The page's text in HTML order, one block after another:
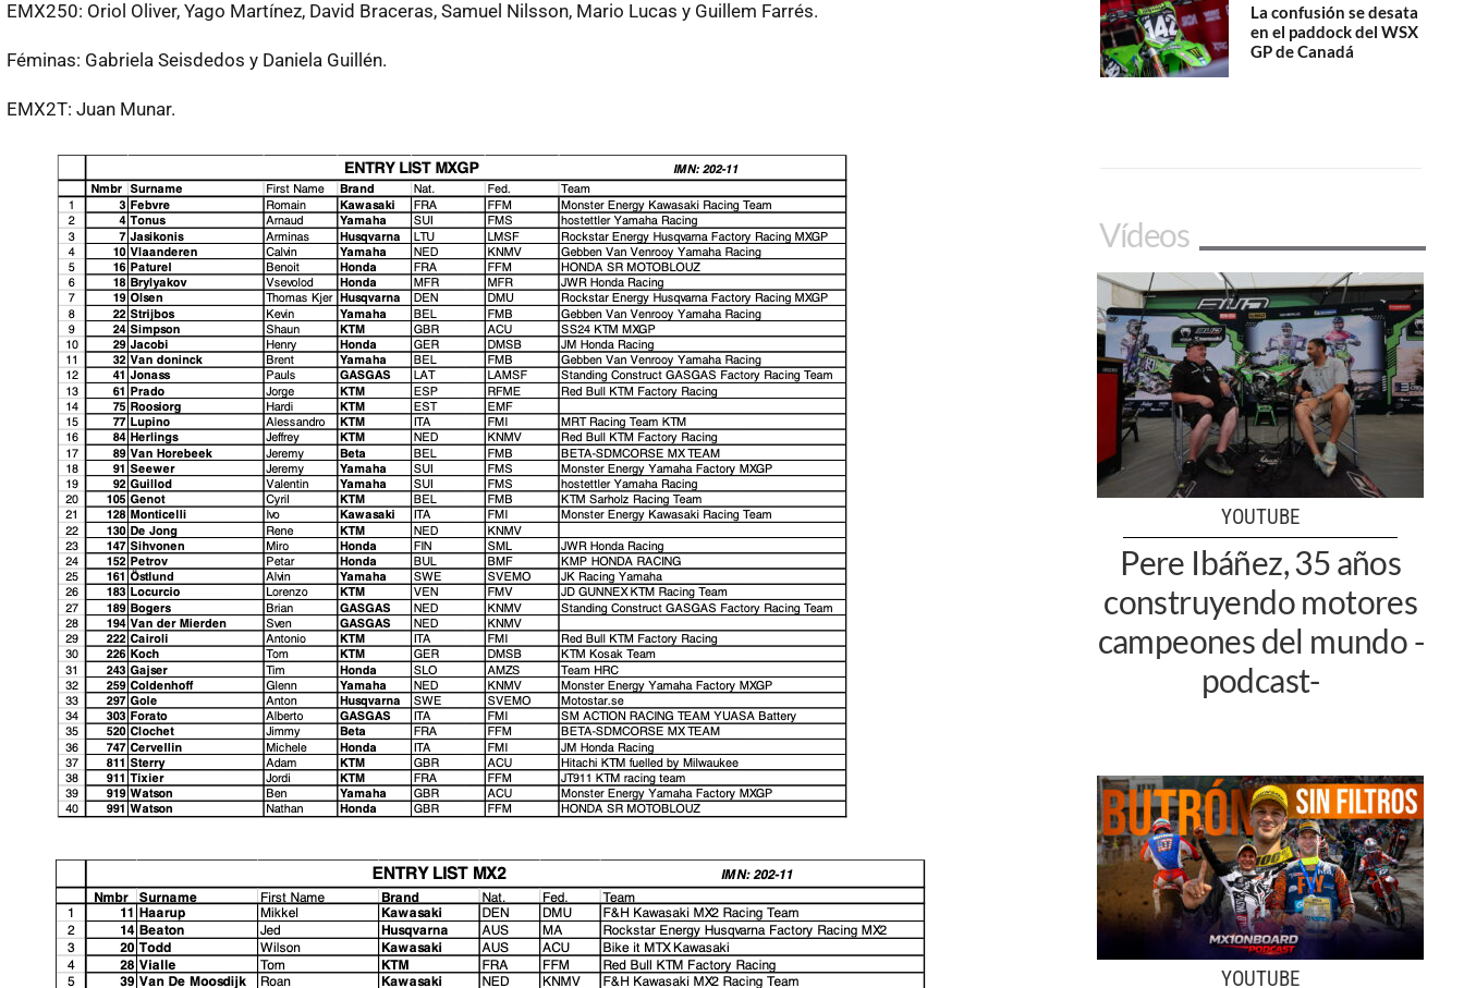
EMX250: Oriol Oliver, Yago Martínez, David Braceras, Samuel Nilsson, Mario Lucas y Guillem Farrés.
Féminas: Gabriela Seisdedos y Daniela Guillén.
EMX2T: Juan Munar.
La confusión se desata
en el paddock del WSX
GP de Canadá
Vídeos
YOUTUBE
Pere Ibáñez, 35 años
construyendo motores
campeones del mundo -
podcast-
YOUTUBE